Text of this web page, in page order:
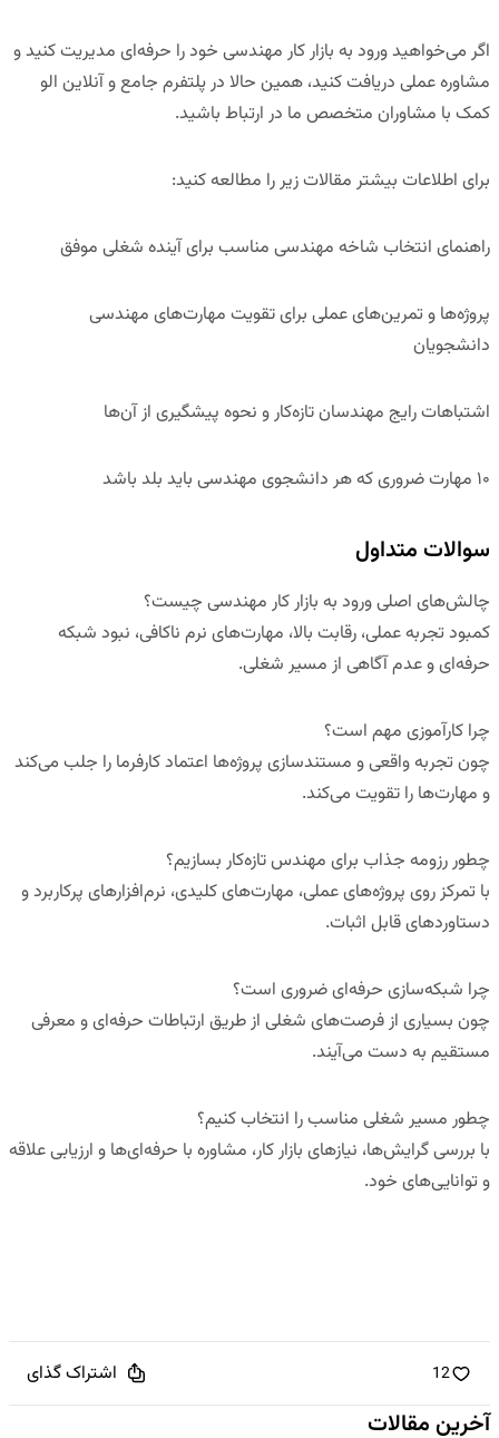
اگر می‌خواهیدورود به بازار کار مهندسی خود را حرفه‌ای مدیریت کنید و
مشاوره عملی دریافت کنید، همین حالا درپلتفرم جامع و آنلاین الو
کمک با مشاوران متخصص ما در ارتباط باشید.
برای اطلاعات بیشتر مقالات زیر را مطالعه کنید:
راهنمای انتخاب شاخه مهندسی مناسب برای آینده شغلی موفق
پروژه‌ها و تمرین‌های عملی برای تقویت مهارت‌های مهندسی
دانشجویان
اشتباهات رایج مهندسان تازه‌کار و نحوه پیشگیری از آن‌ها
۱۰ مهارت ضروری که هر دانشجوی مهندسی باید بلد باشد
سوالات متداول
چالش‌های اصلی ورود به بازار کار مهندسی چیست؟
کمبود تجربه عملی، رقابت بالا، مهارت‌های نرم ناکافی، نبود شبکه
حرفه‌ای و عدم آگاهی از مسیر شغلی.
چرا کارآموزی مهم است؟
چون تجربه واقعی و مستندسازی پروژه‌ها اعتماد کارفرما را جلب می‌کند
و مهارت‌ها را تقویت می‌کند.
چطور رزومه جذاب برای مهندس تازه‌کار بسازیم؟
با تمرکز روی پروژه‌های عملی، مهارت‌های کلیدی، نرم‌افزارهای پرکاربرد و
دستاوردهای قابل اثبات.
چرا شبکه‌سازی حرفه‌ای ضروری است؟
چون بسیاری از فرصت‌های شغلی از طریق ارتباطات حرفه‌ای و معرفی
مستقیم به دست می‌آیند.
چطور مسیر شغلی مناسب را انتخاب کنیم؟
با بررسی گرایش‌ها، نیازهای بازار کار، مشاوره با حرفه‌ای‌ها و ارزیابی علاقه
و توانایی‌های خود.
12 اشتراک گذای
آخرین مقالات